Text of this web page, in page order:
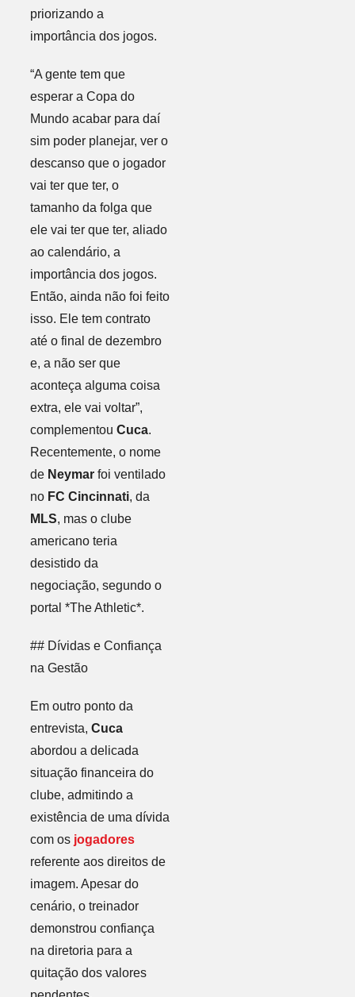
priorizando a
importância dos jogos.
“A gente tem que
esperar a Copa do
Mundo acabar para daí
sim poder planejar, ver o
descanso que o jogador
vai ter que ter, o
tamanho da folga que
ele vai ter que ter, aliado
ao calendário, a
importância dos jogos.
Então, ainda não foi feito
isso. Ele tem contrato
até o final de dezembro
e, a não ser que
aconteça alguma coisa
extra, ele vai voltar”,
complementou Cuca.
Recentemente, o nome
de Neymarfoi ventilado
no FC Cincinnati, da
MLS, mas o clube
americano teria
desistido da
negociação, segundo o
portal *The Athletic*.
## Dívidas e Confiança
na Gestão
Em outro ponto da
entrevista, Cuca
abordou a delicada
situação financeira do
clube, admitindo a
existência de uma dívida
com os jogadores
referente aos direitos de
imagem. Apesar do
cenário, o treinador
demonstrou confiança
na diretoria para a
quitação dos valores